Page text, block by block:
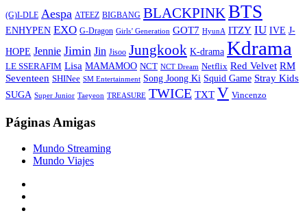
(G)I-DLE Aespa ATEEZ BIGBANG BLACKPINKBTS
ENHYPEN EXO G-Dragon Girls’ Generation GOT7 HyunA ITZY IU IVE J-
HOPE Jennie Jimin Jin Jisoo Jungkook K-drama Kdrama
LE SSERAFIM Lisa MAMAMOO NCT NCT Dream Netflix Red Velvet RM
Seventeen SHINee SM Entertainment Song Joong Ki Squid Game Stray Kids
SUGA Super Junior Taeyeon TREASURE TWICE TXT V Vincenzo
Páginas Amigas
Mundo Streaming
Mundo Viajes